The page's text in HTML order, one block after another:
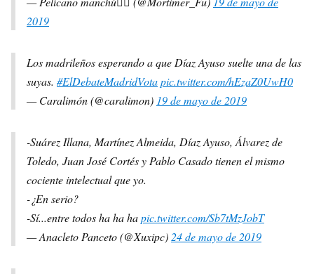
2019
Los madrileños esperando a que Díaz Ayuso suelte una de las
suyas. #ElDebateMadridVotapic.twitter.com/hEzaZ0UwH0
— Caralimón (@caralimon) 19 de mayo de 2019
-Suárez Illana, Martínez Almeida, Díaz Ayuso, Álvarez de
Toledo, Juan José Cortés y Pablo Casado tienen el mismo
cociente intelectual que yo.
-¿En serio?
-Sí...entre todos ha ha hapic.twitter.com/Sb7tMzJobT
— Anacleto Panceto (@Xuxipc) 24 de mayo de 2019